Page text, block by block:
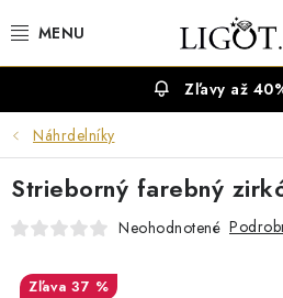
na
NÁHRDELNÍKY
Zľavy až
Náhrdelníky
Strieborný farebný
Neohodnotené
37 %